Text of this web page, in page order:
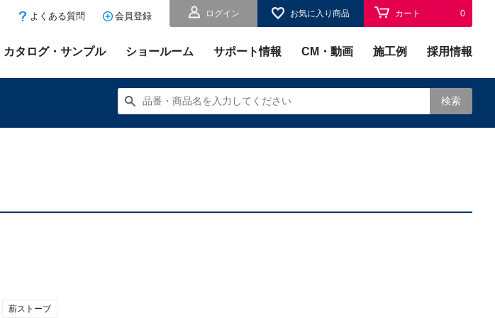
ログイン お気に入り商品 カート 0
よくある質問 会員登録
カタログ・サンプル ショールーム サポート情報 CM・動画 施工例 採用情報
検索
薪ストーブ